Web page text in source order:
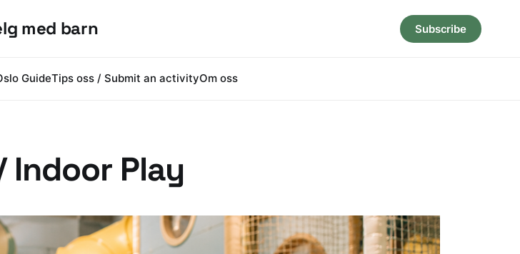
med barn
GuideTips oss / Submit an activityOm oss
Subscribe
Indoor Play